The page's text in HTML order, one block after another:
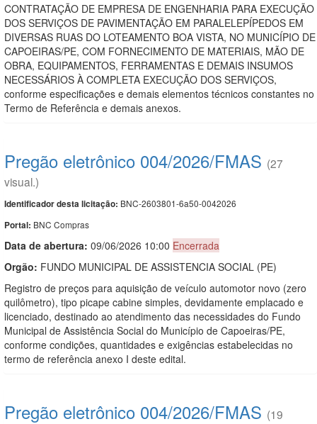
CONTRATAÇÃO DE EMPRESA DE ENGENHARIA PARA EXECUÇÃO
DOS SERVIÇOS DE PAVIMENTAÇÃO EM PARALELEPÍPEDOS EM
DIVERSAS RUAS DO LOTEAMENTO BOA VISTA, NO MUNICÍPIO DE
CAPOEIRAS/PE, COM FORNECIMENTO DE MATERIAIS, MÃO DE
OBRA, EQUIPAMENTOS, FERRAMENTAS E DEMAIS INSUMOS
NECESSÁRIOS À COMPLETA EXECUÇÃO DOS SERVIÇOS,
conforme especificações e demais elementos técnicos constantes no
Termo de Referência e demais anexos.
Pregão eletrônico 004/2026/FMAS (27
visual.)
Identificador desta licitação: BNC-2603801-6a50-0042026
Portal: BNC Compras
Data de abertura: 09/06/2026 10:00 Encerrada
Orgão: FUNDO MUNICIPAL DE ASSISTENCIA SOCIAL (PE)
Registro de preços para aquisição de veículo automotor novo (zero
quilômetro), tipo picape cabine simples, devidamente emplacado e
licenciado, destinado ao atendimento das necessidades do Fundo
Municipal de Assistência Social do Município de Capoeiras/PE,
conforme condições, quantidades e exigências estabelecidas no
termo de referência anexo I deste edital.
Pregão eletrônico 004/2026/FMAS (19